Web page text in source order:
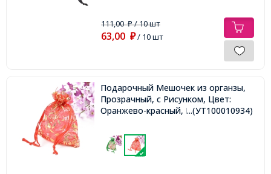
111,00₽/ 10 шт
63,00 ₽/ 10 шт
Подарочный Мешочек из органзы,
Прозрачный, с Рисунком, Цвет:
Оранжево-красный, Размер: 9x7см,
...(УТ100010934)